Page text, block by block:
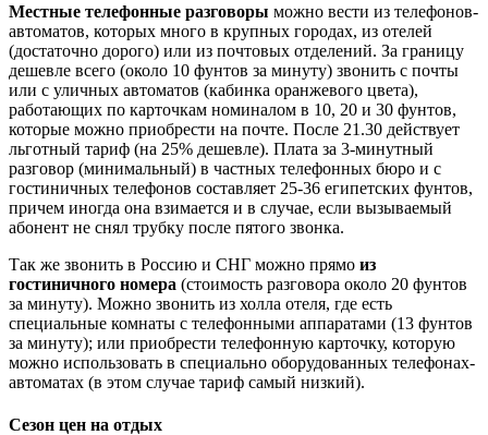
Местные телефонные разговоры можно вести из телефонов-
автоматов, которых много в крупных городах, из отелей
(достаточно дорого) или из почтовых отделений. За границу
дешевле всего (около 10 фунтов за минуту) звонить с почты
или с уличных автоматов (кабинка оранжевого цвета),
работающих по карточкам номиналом в 10, 20 и 30 фунтов,
которые можно приобрести на почте. После 21.30 действует
льготный тариф (на 25% дешевле). Плата за 3-минутный
разговор (минимальный) в частных телефонных бюро и с
гостиничных телефонов составляет 25-36 египетских фунтов,
причем иногда она взимается и в случае, если вызываемый
абонент не снял трубку после пятого звонка.
Так же звонить в Россию и СНГ можно прямо из
гостиничного номера (стоимость разговора около 20 фунтов
за минуту). Можно звонить из холла отеля, где есть
специальные комнаты с телефонными аппаратами (13 фунтов
за минуту); или приобрести телефонную карточку, которую
можно использовать в специально оборудованных телефонах-
автоматах (в этом случае тариф самый низкий).
Сезон цен на отдых